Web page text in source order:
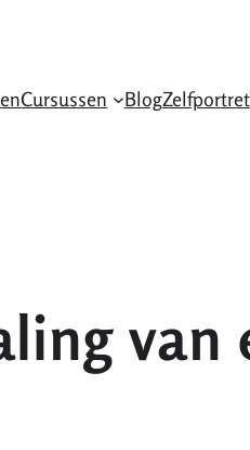
Cursussen BlogZelfportret
van